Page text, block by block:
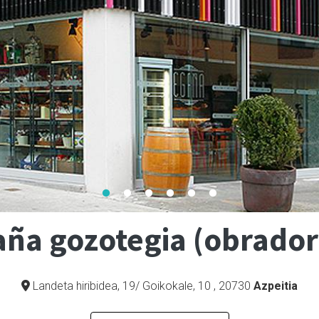
gozotegia
Landeta hiribidea, 19/ Goikokale, 10 , 20730 Azpeitia